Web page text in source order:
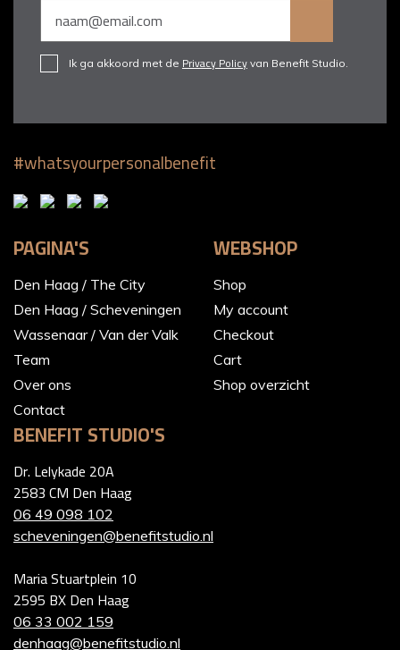
Ik ga akkoord met de Privacy Policy van Benefit Studio.
#whatsyourpersonalbenefit
PAGINA'S
Den Haag / The City
Den Haag / Scheveningen
Wassenaar / Van der Valk
Team
Over ons
Contact
WEBSHOP
Shop
My account
Checkout
Cart
Shop overzicht
BENEFIT STUDIO'S
Dr. Lelykade 20A
2583 CM Den Haag
06 49 098 102
scheveningen@benefitstudio.nl
Maria Stuartplein 10
2595 BX Den Haag
06 33 002 159
denhaag@benefitstudio.nl